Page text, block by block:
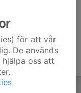
för att vår
De används
oss att